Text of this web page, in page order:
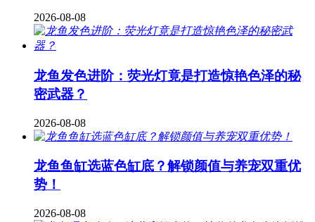
2026-08-08
龙鱼发色进阶：荧光灯竟是打造惊艳色泽的秘
密武器？
2026-08-08
龙鱼鱼缸选蓝色缸底？解锁颜值与养宠双重优
势！
2026-08-08